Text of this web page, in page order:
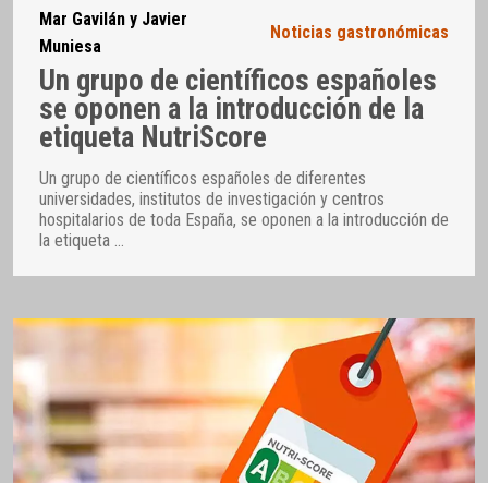
Mar Gavilán y Javier
Muniesa
Noticias gastronómicas
Un grupo de científicos españoles
se oponen a la introducción de la
etiqueta NutriScore
Un grupo de científicos españoles de diferentes
universidades, institutos de investigación y centros
hospitalarios de toda España, se oponen a la introducción de
la etiqueta